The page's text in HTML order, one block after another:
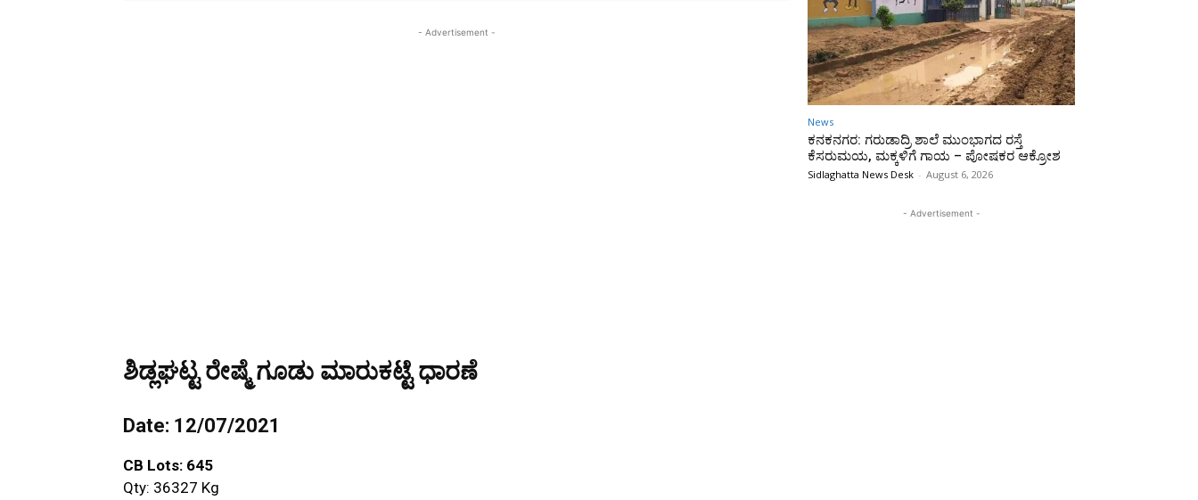
- Advertisement -
ಶಿಡ್ಲಘಟ್ಟ ರೇಷ್ಮೆ ಗೂಡು ಮಾರುಕಟ್ಟೆ ಧಾರಣೆ
Date: 12/07/2021
CB Lots: 645
Qty: 36327 Kg
News
ಕನಕನಗರ: ಗರುಡಾದ್ರಿ ಶಾಲೆ ಮುಂಭಾಗದ ರಸ್ತೆ
ಕೆಸರುಮಯ, ಮಕ್ಕಳಿಗೆ ಗಾಯ – ಪೋಷಕರ ಆಕ್ರೋಶ
Sidlaghatta News Desk - August 6, 2026
- Advertisement -